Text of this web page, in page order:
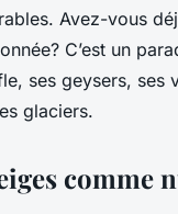
Avez-vous
C’est un
ses geysers, ses
glaciers.
comme